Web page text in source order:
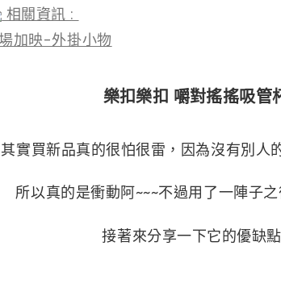
相關資訊 : ​
加映-外掛小物
樂扣樂扣 嚼對搖搖吸管
其實買新品真的很怕很雷，因為沒有別人
所以真的是衝動阿~~~不過用了一陣子
接著來分享一下它的優缺